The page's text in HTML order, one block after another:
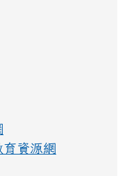
資源網